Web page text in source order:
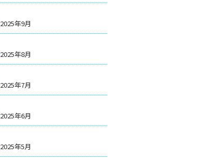
2025年9月
2025年8月
2025年7月
2025年6月
2025年5月